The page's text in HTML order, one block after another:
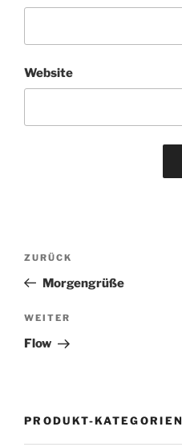
Website
Beitragsnavigation
Vorheriger
Beitrag
ZURÜCK
Morgengrüße
Nächster
Beitrag
WEITER
Flow
PRODUKT-KATEGORIEN